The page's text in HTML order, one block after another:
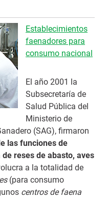
Establecimientos
faenadores para
consumo nacional
El año 2001 la
Subsecretaría de
Salud Pública del
Ministerio de
(SAG), firmaron
las funciones de
reses de abasto, aves
a la totalidad de
(para consumo
centros de faena